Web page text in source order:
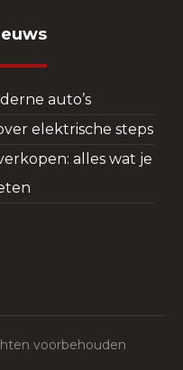
auto’s
elektrische steps
alles wat je
voorbehouden